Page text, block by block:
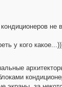
у кого